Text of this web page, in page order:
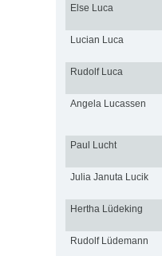
Else Luca
Lucian Luca
Rudolf Luca
Angela Lucassen
Paul Lucht
Julia Januta Lucik
Hertha Lüdeking
Rudolf Lüdemann